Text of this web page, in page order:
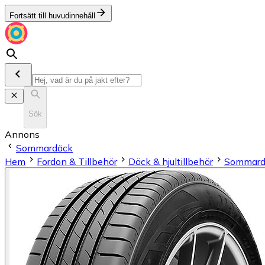
Fortsätt till huvudinnehåll
Sök
Annons
Sommardäck
Hem
Fordon & Tillbehör Däck & hjultillbehör